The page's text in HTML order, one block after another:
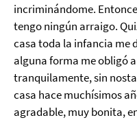
incriminándome.
tengo ningún arraigo.
casa toda la infancia me
alguna forma me obligó
tranquilamente, sin
casa hace muchísimos
agradable, muy bonita,